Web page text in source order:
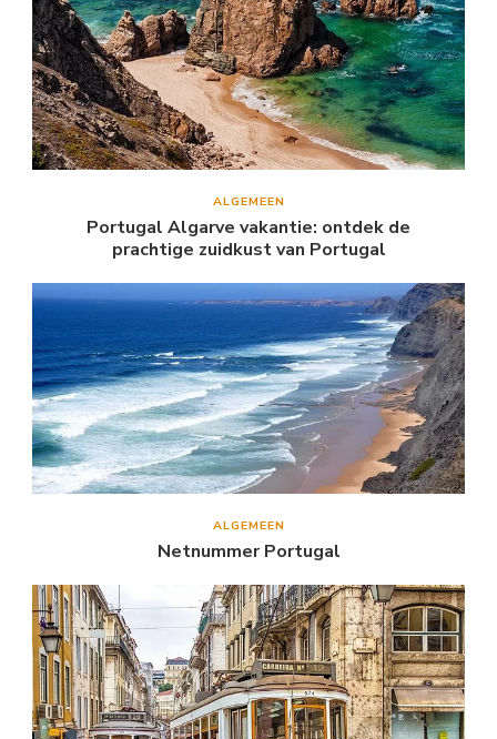
ALGEMEEN
Portugal Algarve vakantie: ontdek de
prachtige zuidkust van Portugal
ALGEMEEN
Netnummer Portugal